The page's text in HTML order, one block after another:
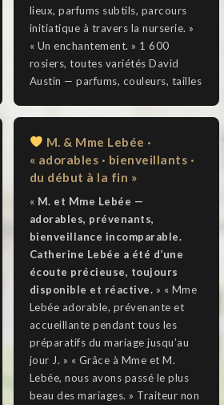
lieux, parfums subtils, parcours
initiatique à travers la nurserie. »
« Un enchantement. » 1 600
rosiers, toutes variétés David
Austin — parfums, couleurs, tailles
M. & Mme Lebée ·
« adorables · bienveillants ·
du début à la fin »
« M. et Mme Lebée —
adorables, prévenants,
bienveillance incomparable.
Catherine Lebée a été d’une
écoute précieuse, toujours
disponible et réactive. » « Mme
Lebée adorable, prévenante et
accueillante pendant tous les
préparatifs du mariage jusqu’au
jour J. » « Grâce à Mme et M.
Lebée, nous avons passé le plus
beau des mariages. » Traiteur non